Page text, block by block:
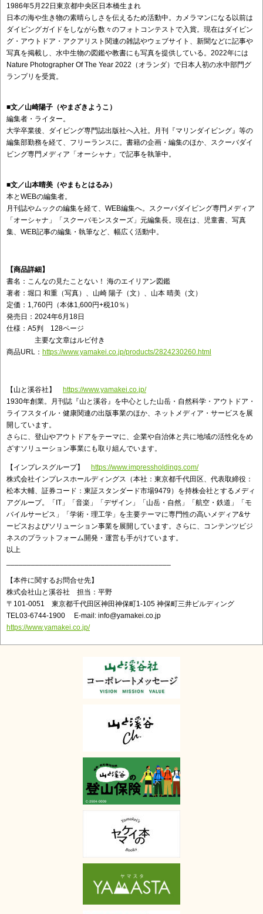
1986年5月22日東京都中央区日本橋生まれ
日本の海や生き物の素晴らしさを伝えるため活動中。カメラマンになる以前は
ダイビングガイドをしながら数々のフォトコンテストで⼊賞。現在はダイビン
グ・アウトドア・アクアリスト関連の雑誌やウェブサイト、新聞などに記事や
写真を掲載し、水中生物の図鑑や教書にも写真を提供している。2022年には
Nature Photographer Of The Year 2022（オランダ）で日本人初の水中部門グ
ランプリを受賞。
■文／山崎陽子（やまざきようこ）
編集者・ライター。
大学卒業後、ダイビング専門誌出版社へ入社。月刊『マリンダイビング』等の
編集部勤務を経て、フリーランスに。書籍の企画・編集のほか、スクーバダイ
ビング専門メディア「オーシャナ」で記事を執筆中。
■文／山本晴美（やまもとはるみ）
本とWEBの編集者。
月刊誌やムックの編集を経て、WEB編集へ。スクーバダイビング専門メディア
「オーシャナ」「スクーバモンスターズ」元編集長。現在は、児童書、写真
集、WEB記事の編集・執筆など、幅広く活動中。
【商品詳細】
書名：こんなの見たことない！ 海のエイリアン図鑑
著者：堀口 和重（写真）、山崎 陽子（文）、山本 晴美（文）
定価：1,760円（本体1,600円+税10％）
発売日：2024年6月18日
仕様：A5判 128ページ
主要な文章はルビ付き
商品URL： https://www.yamakei.co.jp/products/2824230260.html
【山と溪谷社】 https://www.yamakei.co.jp/
1930年創業。月刊誌『山と溪谷』を中心とした山岳・自然科学・アウトドア・
ライフスタイル・健康関連の出版事業のほか、ネットメディア・サービスを展
開しています。
さらに、登山やアウトドアをテーマに、企業や自治体と共に地域の活性化をめ
ざすソリューション事業にも取り組んでいます。
【インプレスグループ】 https://www.impressholdings.com/
株式会社インプレスホールディングス（本社：東京都千代田区、代表取締役：
松本大輔、証券コード：東証スタンダード市場9479）を持株会社とするメディ
アグループ。「IT」「音楽」「デザイン」「山岳・自然」「航空・鉄道」「モ
バイルサービス」「学術・理工学」を主要テーマに専門性の高いメディア&サ
ービスおよびソリューション事業を展開しています。さらに、コンテンツビジ
ネスのプラットフォーム開発・運営も手がけています。
以上
【本件に関するお問合せ先】
株式会社山と溪谷社 担当：平野
〒101-0051 東京都千代田区神田神保町1-105 神保町三井ビルディング
TEL03-6744-1900 E-mail: info@yamakei.co.jp
https://www.yamakei.co.jp/